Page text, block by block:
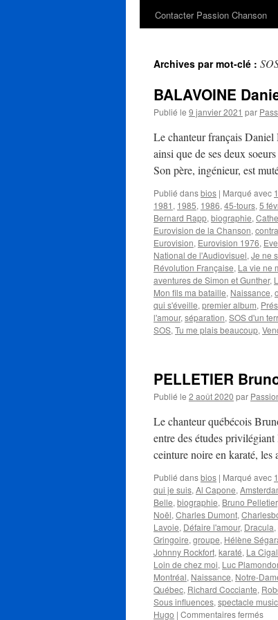
Contacter Passion Chanson
Archives par mot-clé :
BALAVOINE
Publié le 9 janvier 2021 par
Le chanteur français
ainsi que de ses deux
Son père, ingénieur, est
Publié dansbios | Marqué avec
1981 , 1985, 1986, 45-tours, 5
Bernard Rapp, biographie,
Eurovision de la Chanson,
Eurovision, Eurovision 1976,
National de l'Audiovisuel, Je ne
Révolution Française, La vie ne
aventures de Simon et Gunther,
Mon fils ma bataille, Naissance,
qui s'éveille, premier album,
l'amour, séparation, SOS d'un
SOS, Tu me plais beaucoup,
PELLETIER
Publié le 2 août 2020 par
Le chanteur québécois
entre des études
ceinture noire en karaté,
Publié dansbios | Marqué avec
qui je suis, Al Capone,
Belle, biographie, Bruno Pelletier,
Noël, Charles Dumont,
Lavoie, Défaire l'amour, Dracula,
Gringoire, groupe, Hélène
Johnny Rockfort, karaté, La
Loin de chez moi, Luc
Montréal, Naissance, Notre-
Québec, Richard Cocciante,
Sous influences, spectacle
Hugo | Commentaires ferméssur